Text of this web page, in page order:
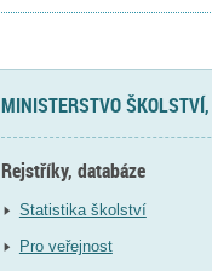
MINISTERSTVO
Rejstříky, databáze
Statistika školství
Pro veřejnost